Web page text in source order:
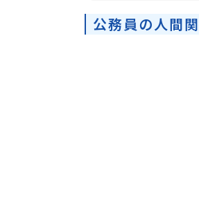
公務員の人間